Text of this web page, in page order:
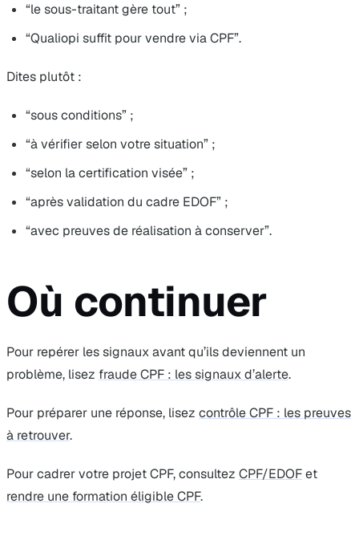
“le sous-traitant gère tout” ;
“Qualiopi suffit pour vendre via CPF”.
Dites plutôt :
“sous conditions” ;
“à vérifier selon votre situation” ;
“selon la certification visée” ;
“après validation du cadre EDOF” ;
“avec preuves de réalisation à conserver”.
Où continuer
Pour repérer les signaux avant qu’ils deviennent un
problème, lisez fraude CPF : les signaux d’alerte.
Pour préparer une réponse, lisez contrôle CPF : les preuves
à retrouver.
Pour cadrer votre projet CPF, consultez CPF/EDOFet
rendre une formation éligible CPF.